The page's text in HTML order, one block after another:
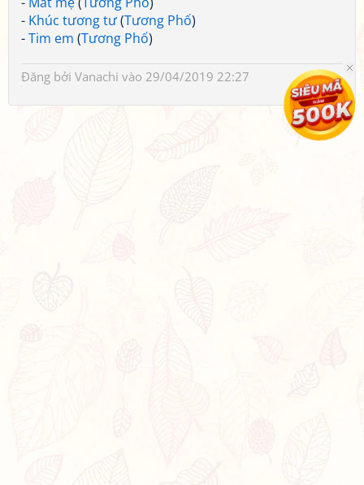
- Khúc tương tư(Tương Phố)
-Tim em (Tương Phố)
Đăng bởi Vanachi vào 29/04/2019 22:27